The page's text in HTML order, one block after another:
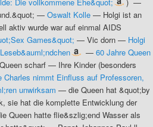
— Oswalt Kolle — Holgi ist an
aktiv wurde war auf einmal AIDS
Games&quot; — Vic dorn — Holgi
— 60 Jahre Queen
scharf — Ihre Kinder (besonders
Charles nimmt Einfluss auf Professoren,
unwirksam — die Queen hat &quot;by
sie hat die komplette Entwicklung der
Queen hatte flie&szlig;end Wasser als